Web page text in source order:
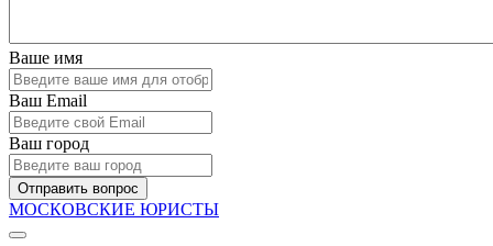
Ваше имя
Ваш Email
Ваш город
Отправить вопрос
МОСКОВСКИЕ ЮРИСТЫ